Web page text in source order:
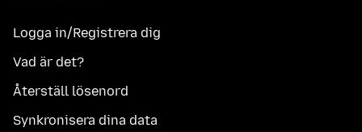
Logga in/Registrera dig
Vad är det?
Återställ lösenord
Synkronisera dina data